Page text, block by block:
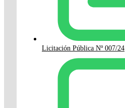
Licitación Pública Nº 007/24